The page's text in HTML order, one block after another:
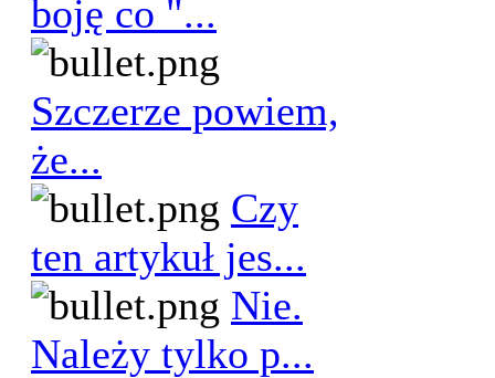
boję co "...
Szczerze powiem,
że...
Czy
ten artykuł jes...
Nie.
Należy tylko p...